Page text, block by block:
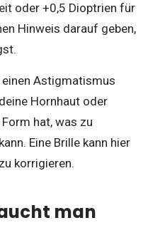
oder +0,5 Dioptrien für
Hinweis darauf geben,
einen Astigmatismus
Hornhaut oder
hat, was zu
Eine Brille kann hier
korrigieren.
man